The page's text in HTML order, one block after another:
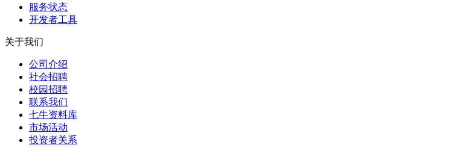
服务状态
开发者工具
关于我们
公司介绍
社会招聘
校园招聘
联系我们
七牛资料库
市场活动
投资者关系